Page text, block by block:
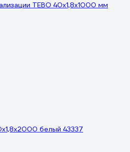
TEBO 40x1,8x1000 мм
белый 43337